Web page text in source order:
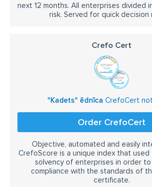
next 12 months. All enterprises divided
risk. Served for quick decision
Crefo Cert
"Kadets" ēdnīca CrefoCert
Order CrefoCert
Objective, automated and easily
CrefoScore is a unique index that
solvency of enterprises in order
compliance with the standards of
certificate.